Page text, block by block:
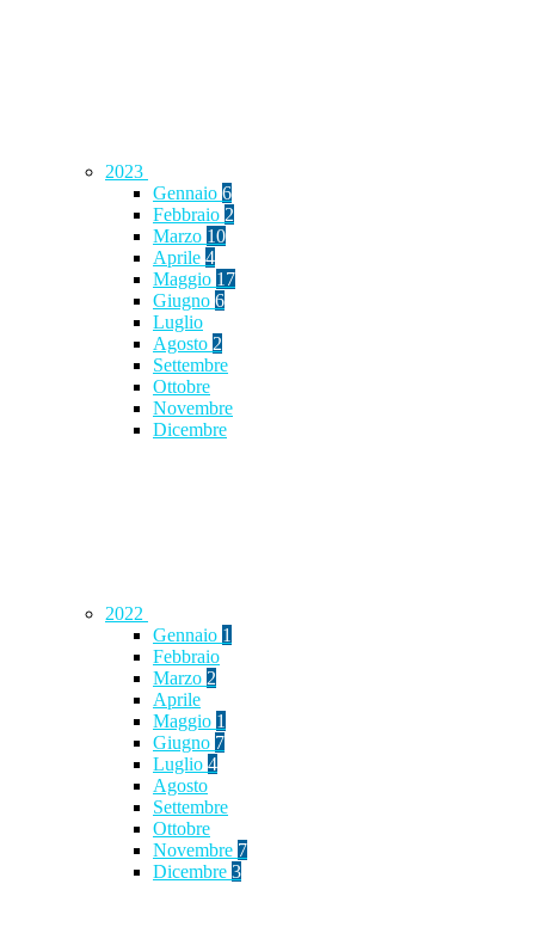
2023
Gennaio 6
Febbraio 2
Marzo 10
Aprile 4
Maggio 17
Giugno 6
Luglio
Agosto 2
Settembre
Ottobre
Novembre
Dicembre
2022
Gennaio 1
Febbraio
Marzo 2
Aprile
Maggio 1
Giugno 7
Luglio 4
Agosto
Settembre
Ottobre
Novembre 7
Dicembre 3